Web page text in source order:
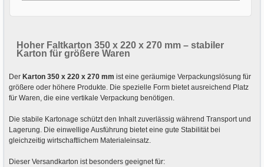
Hoher Faltkarton 350 x 220 x 270 mm – stabiler
Karton für größere Waren
DerKarton 350 x 220 x 270 mm ist eine geräumige Verpackungslösung für
größere oder höhere Produkte. Die spezielle Form bietet ausreichend Platz
für Waren, die eine vertikale Verpackung benötigen.
Die stabile Kartonage schützt den Inhalt zuverlässig während Transport und
Lagerung. Die einwellige Ausführung bietet eine gute Stabilität bei
gleichzeitig wirtschaftlichem Materialeinsatz.
Dieser Versandkarton ist besonders geeignet für: